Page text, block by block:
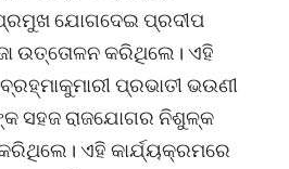
ଯୋଗଦେଇ ପ୍ରଦୀପ
ଉତ୍ତୋଳନ କରିଥିଲେ। ଏହି
ପ୍ରଭାତୀ ଭଉଣୀ
ସହଜ ରାଜଯୋଗର ନିଶୁଳ୍କ
ଏହି କାର୍ଯ୍ୟକ୍ରମରେ